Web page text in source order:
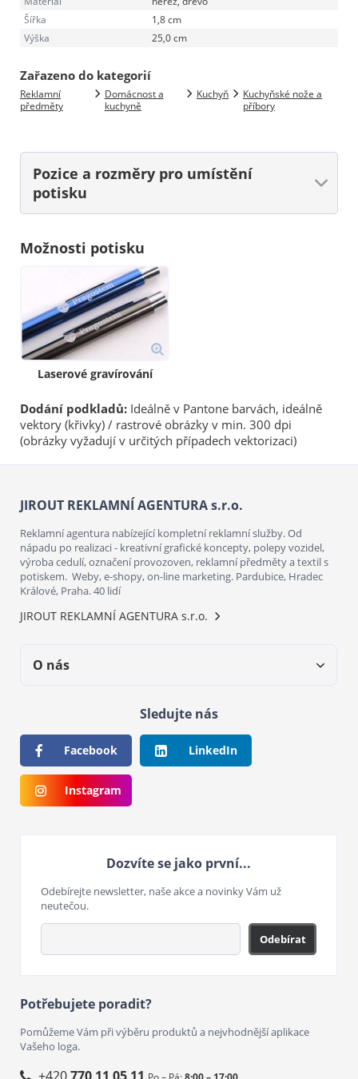
Šířka
1,8 cm
Výška
25,0 cm
Zařazeno do kategorií
Reklamní
předměty
Domácnost a
kuchyně
Kuchyň
Kuchyňské nože a
příbory
Pozice a rozměry pro umístění
potisku
Možnosti potisku
Laserové gravírování
Dodání podkladů: Ideálně v Pantone barvách, ideálně
vektory (křivky) / rastrové obrázky v min. 300 dpi
(obrázky vyžadují v určitých případech vektorizaci)
JIROUT REKLAMNÍ AGENTURA s.r.o.
Reklamní agentura nabízející kompletní reklamní služby. Od
nápadu po realizaci - kreativní grafické koncepty, polepy vozidel,
výroba cedulí, označení provozoven, reklamní předměty a textil s
potiskem. Weby, e-shopy, on-line marketing. Pardubice, Hradec
Králové, Praha. 40 lidí
JIROUT REKLAMNÍ AGENTURA s.r.o.
O nás
Sledujte nás
Facebook LinkedIn
Instagram
Dozvíte se jako první...
Odebírejte newsletter, naše akce a novinky Vám už
neutečou.
Odebírat
Potřebujete poradit?
Pomůžeme Vám při výběru produktů a nejvhodnější aplikace
Vašeho loga.